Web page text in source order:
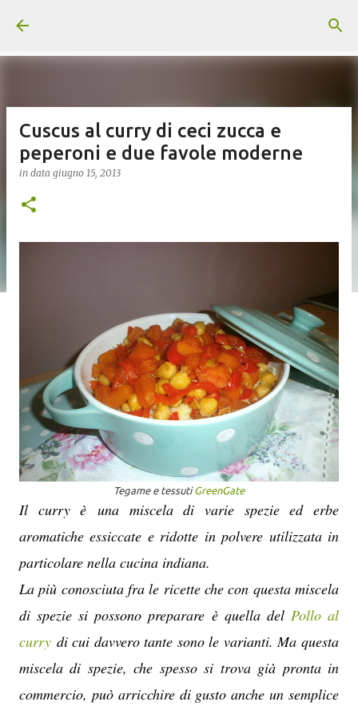
Cuscus al curry di ceci zucca e
peperoni e due favole moderne
in data giugno 15, 2013
Tegame e tessutiGreenGate
Il curry è una miscela di varie spezie ed erbe
aromatiche essiccate e ridotte in polvere utilizzata in
particolare nella cucina indiana.
La più conosciuta fra le ricette che con questa miscela
di spezie si possono preparare è quella del Pollo al
curry di cui davvero tante sono le varianti. Ma questa
miscela di spezie, che spesso si trova già pronta in
commercio, può arricchire di gusto anche un semplice